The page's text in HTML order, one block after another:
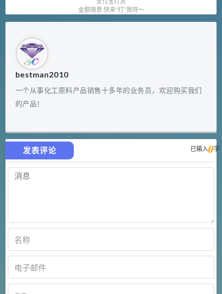
支付宝打赏
金额随意 快来“打”我呀～
bestman2010
一个从事化工原料产品销售十多年的业务员，欢迎购买我们
的产品！
发表评论 已输入0字